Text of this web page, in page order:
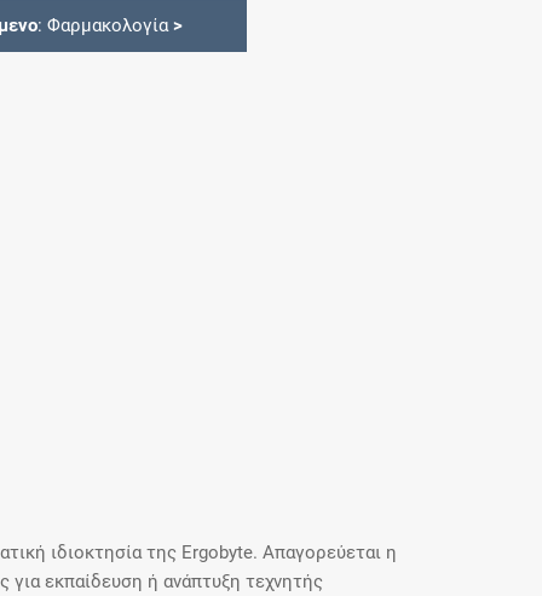
: Φαρμακολογία >
ιδιοκτησία της Ergobyte. Απαγορεύεται η
εκπαίδευση ή ανάπτυξη τεχνητής